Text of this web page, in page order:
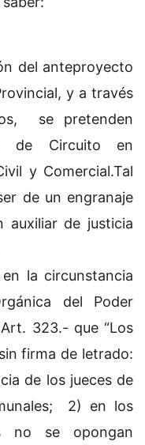
del anteproyecto
y a través
se pretenden
de Circuito en
y Comercial.Tal
de un engranaje
auxiliar de justicia
la circunstancia
del Poder
323.- que “Los
firma de letrado:
de los jueces de
2) en los
no se opongan